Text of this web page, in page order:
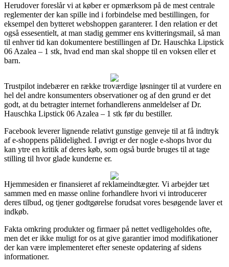
Herudover foreslår vi at køber er opmærksom på de mest centrale
reglementer der kan spille ind i forbindelse med bestillingen, for
eksempel den bytteret webshoppen garanterer. I den relation er det
også essesentielt, at man stadig gemmer ens kvitteringsmail, så man
til enhver tid kan dokumentere bestillingen af Dr. Hauschka Lipstick
06 Azalea – 1 stk, hvad end man skal shoppe til en voksen eller et
barn.
Trustpilot indebærer en række troværdige løsninger til at vurdere en
hel del andre konsumenters observationer og af den grund er det
godt, at du betragter internet forhandlerens anmeldelser af Dr.
Hauschka Lipstick 06 Azalea – 1 stk før du bestiller.
Facebook leverer lignende relativt gunstige genveje til at få indtryk
af e-shoppens pålidelighed. I øvrigt er der nogle e-shops hvor du
kan ytre en kritik af deres køb, som også burde bruges til at tage
stilling til hvor glade kunderne er.
Hjemmesiden er finansieret af reklameindtægter. Vi arbejder tæt
sammen med en masse online forhandlere hvori vi introducerer
deres tilbud, og tjener godtgørelse forudsat vores besøgende laver et
indkøb.
Fakta omkring produkter og firmaer på nettet vedligeholdes ofte,
men det er ikke muligt for os at give garantier imod modifikationer
der kan være implementeret efter seneste opdatering af sidens
informationer.